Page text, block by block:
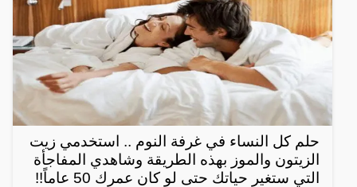
حلم كل النساء في غرفة النوم .. استخدمي زيت
الزيتون والموز بهذه الطريقة وشاهدي المفاجأة
التي ستغير حياتك حتى لو كان عمرك 50 عاماً!!